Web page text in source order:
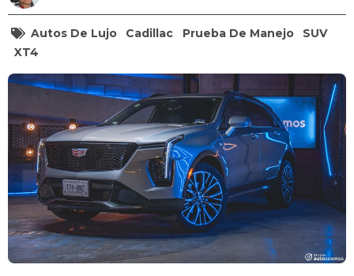
Autos De Lujo Cadillac Prueba De Manejo
SUV
XT4